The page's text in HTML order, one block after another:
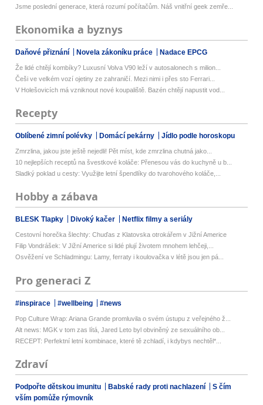
Jsme poslední generace, která rozumí počítačům. Náš vnitřní geek zemře...
Ekonomika a byznys
Daňové přiznání Novela zákoníku práce Nadace EPCG
Že lidé chtějí kombíky? Luxusní Volva V90 leží v autosalonech s milion...
Češi ve velkém vozí ojetiny ze zahraničí. Mezi nimi i přes sto Ferrari...
V Holešovicích má vzniknout nové koupaliště. Bazén chtějí napustit vod...
Recepty
Oblíbené zimní polévky Domácí pekárny Jídlo podle horoskopu
Zmrzlina, jakou jste ještě nejedli! Pět míst, kde zmrzlina chutná jako...
10 nejlepších receptů na švestkové koláče: Přenesou vás do kuchyně u b...
Sladký poklad u cesty: Využijte letní špendlíky do tvarohového koláče,...
Hobby a zábava
BLESK Tlapky Divoký kačer Netflix filmy a seriály
Cestovní horečka šlechty: Chuďas z Klatovska otrokářem v Jižní Americe
Filip Vondrášek: V Jižní Americe si lidé plují životem mnohem lehčeji,...
Osvěžení ve Schladmingu: Lamy, ferraty i koulovačka v létě jsou jen pá...
Pro generaci Z
#inspirace #wellbeing #news
Pop Culture Wrap: Ariana Grande promluvila o svém ústupu z veřejného ž...
Alt news: MGK v tom zas lítá, Jared Leto byl obviněný ze sexuálního ob...
RECEPT: Perfektní letní kombinace, které tě zchladí, i kdybys nechtěl*...
Zdraví
Podpořte dětskou imunitu Babské rady proti nachlazení
S čím
vším pomůže rýmovník